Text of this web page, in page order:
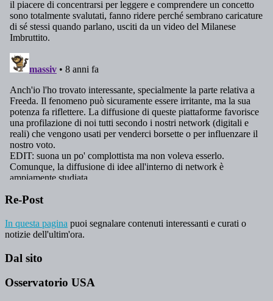
Re-Post
In questa pagina puoi segnalare contenuti interessanti e curati o
notizie dell'ultim'ora.
Dal sito
Osservatorio USA